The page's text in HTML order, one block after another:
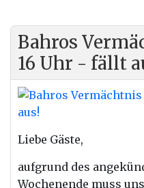
Bahros
16 Uhr - fällt
Liebe Gäste,
aufgrund des
Wochenende muss